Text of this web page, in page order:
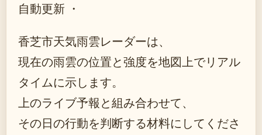
自動更新 ・
香芝市天気雨雲レーダーは、
現在の雨雲の位置と強度を地図上でリアル
タイムに示します。
上のライブ予報と組み合わせて、
その日の行動を判断する材料にしてくださ